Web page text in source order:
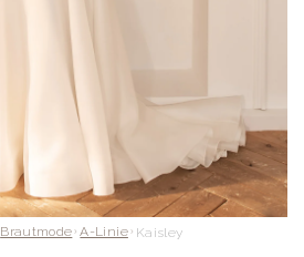
Brautmode A-Linie Kaisley